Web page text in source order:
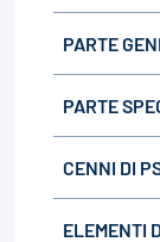
PARTE
PARTE
CENNI DI
ELEMENTI